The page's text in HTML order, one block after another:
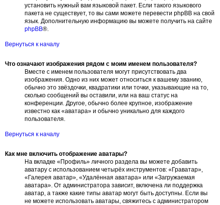
установить нужный вам языковой пакет. Если такого языкового
пакета не существует, то вы сами можете перевести phpBB на свой
язык. Дополнительную информацию вы можете получить на сайте
phpBB®.
Вернуться к началу
Что означают изображения рядом с моим именем пользователя?
Вместе с именем пользователя могут присутствовать два
изображения. Одно из них может относиться к вашему званию,
обычно это звёздочки, квадратики или точки, указывающие на то,
сколько сообщений вы оставили, или на ваш статус на
конференции. Другое, обычно более крупное, изображение
известно как «аватара» и обычно уникально для каждого
пользователя.
Вернуться к началу
Как мне включить отображение аватары?
На вкладке «Профиль» личного раздела вы можете добавить
аватару с использованием четырёх инструментов: «Граватар»,
«Галерея аватар», «Удалённая аватара» или «Загружаемая
аватара». От администратора зависит, включена ли поддержка
аватар, а также какие типы аватар могут быть доступны. Если вы
не можете использовать аватары, свяжитесь с администратором